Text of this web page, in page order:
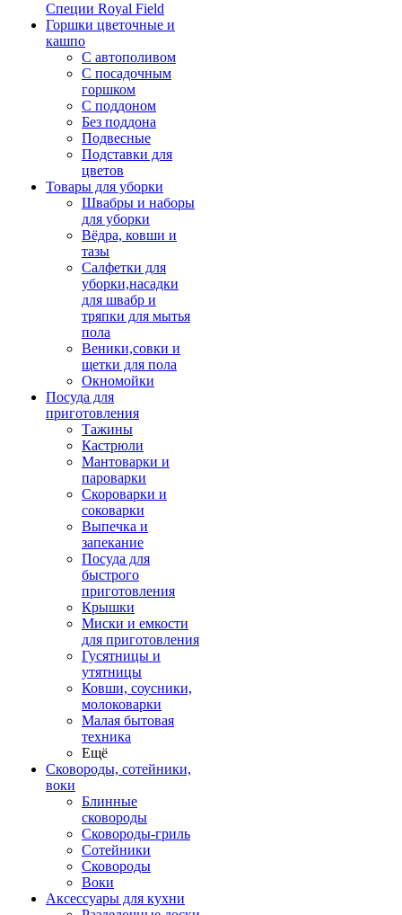
Специи Royal Field
Горшки цветочные и
кашпо
С автополивом
С посадочным
горшком
С поддоном
Без поддона
Подвесные
Подставки для
цветов
Товары для уборки
Швабры и наборы
для уборки
Вёдра, ковши и
тазы
Салфетки для
уборки,насадки
для швабр и
тряпки для мытья
пола
Веники,совки и
щетки для пола
Окномойки
Посуда для
приготовления
Тажины
Кастрюли
Мантоварки и
пароварки
Скороварки и
соковарки
Выпечка и
запекание
Посуда для
быстрого
приготовления
Крышки
Миски и емкости
для приготовления
Гусятницы и
утятницы
Ковши, соусники,
молоковарки
Малая бытовая
техника
Ещё
Сковороды, сотейники,
воки
Блинные
сковороды
Сковороды-гриль
Сотейники
Сковороды
Воки
Аксессуары для кухни